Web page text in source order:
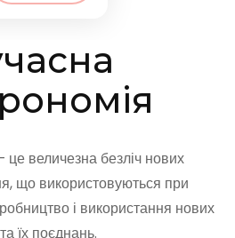
величезна безліч нових
що використовуються при
і використання нових
їх поєднань.